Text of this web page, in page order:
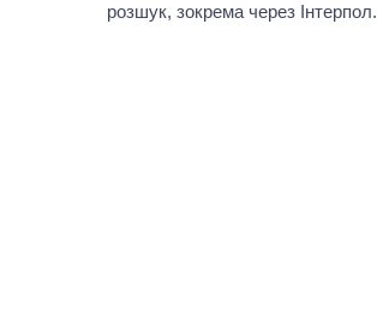
розшук, зокрема через Інтерпол.